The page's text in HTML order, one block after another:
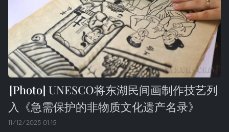
UNESCO将东湖民间画制作技艺列
入《急需保护的非物质文化遗产名录》
11/12/2025 01:15